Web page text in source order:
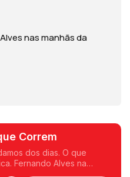
nas manhãs da
Correm
dos dias. O que
Fernando Alves na